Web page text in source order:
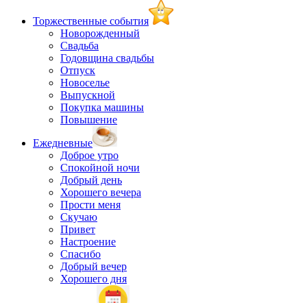
Торжественные события
Новорожденный
Свадьба
Годовщина свадьбы
Отпуск
Новоселье
Выпускной
Покупка машины
Повышение
Ежедневные
Доброе утро
Спокойной ночи
Добрый день
Хорошего вечера
Прости меня
Скучаю
Привет
Настроение
Спасибо
Добрый вечер
Хорошего дня